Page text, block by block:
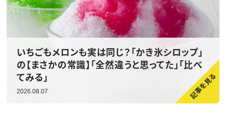
いちごもメロンも実は同じ？「かき氷シロップ」
の【まさかの常識】「全然違うと思ってた」「比べ
てみる」
2026.08.07